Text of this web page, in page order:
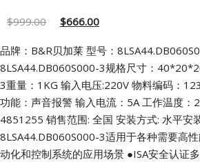
$999.00 $666.00
品牌：B&R贝加莱 型号：
8LSA44.DB060S000-3规格尺寸：
3重量：1KG 输入电压:220V 物料编码：
功能：声音报警 输入电流：5A工作温度：
4851255 销售范围: 全国 安装方式: 水平安
8LSA44.DB060S000-3适用于各种需要高
动化和控制系统的应用场景 ●ISA安全认证